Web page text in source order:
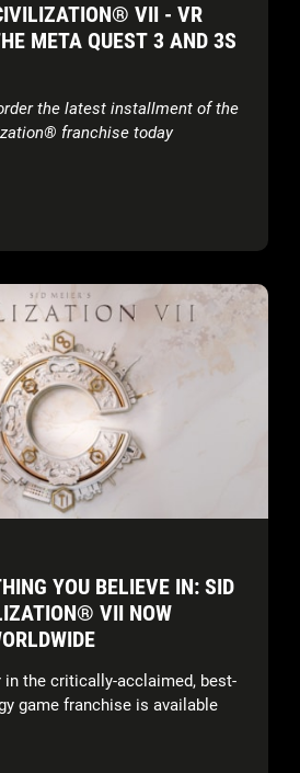
VII - VR
META QUEST 3 AND 3S
the latest installment of the
franchise today
YOU BELIEVE IN: SID
VII NOW
in the critically-acclaimed, best-
game franchise is available